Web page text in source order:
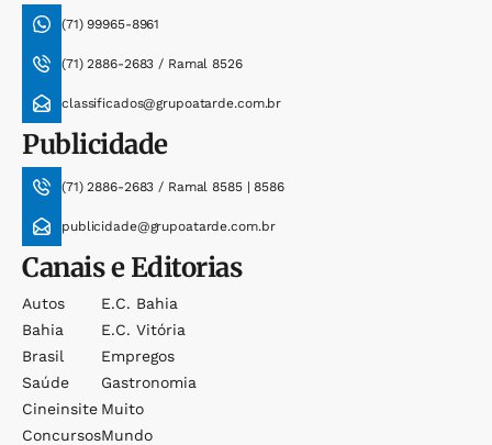
(71) 99965-8961
(71) 2886-2683 / Ramal 8526
classificados@grupoatarde.com.br
Publicidade
(71) 2886-2683 / Ramal 8585 | 8586
publicidade@grupoatarde.com.br
Canais e Editorias
Autos
Bahia
Brasil
Saúde
Cineinsite
Concursos
E.c. Bahia
E.c. Vitória
Empregos
Gastronomia
Muito
Mundo